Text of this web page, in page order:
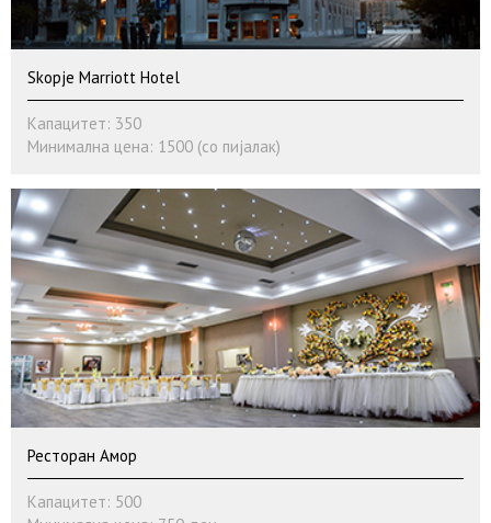
Skopje Marriott Hotel
Капацитет: 350
Минимална цена: 1500 (со пијалак)
Ресторан Амор
Капацитет: 500